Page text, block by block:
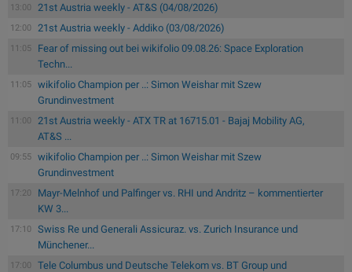
13:00 21st Austria weekly - AT&S (04/08/2026)
12:00 21st Austria weekly - Addiko (03/08/2026)
11:05
Fear of missing out bei wikifolio 09.08.26: Space Exploration
Techn...
11:05
wikifolio Champion per ..: Simon Weishar mit Szew
Grundinvestment
11:00
21st Austria weekly - ATX TR at 16715.01 - Bajaj Mobility AG,
AT&S ...
09:55
wikifolio Champion per ..: Simon Weishar mit Szew
Grundinvestment
17:20
Mayr-Melnhof und Palfinger vs. RHI und Andritz – kommentierter
KW 3...
17:10
Swiss Re und Generali Assicuraz. vs. Zurich Insurance und
Münchener...
17:00
Tele Columbus und Deutsche Telekom vs. BT Group und